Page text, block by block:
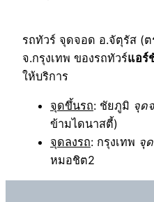
รถทัวร์ จุดจอด อ.จัตุรัส (
จ.กรุงเทพ ของรถทัวร์แอร์
ให้บริการ
จุดขึ้นรถ: ชัยภูมิ จุด
ข้ามไดนาสตี้)
จุดลงรถ: กรุงเทพ จุ
หมอชิต2